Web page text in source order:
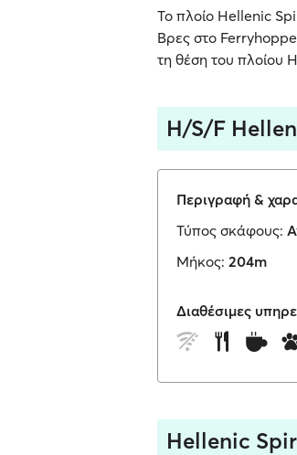
Το πλοίο Hellenic
Βρες στο
τη θέση του πλοίου
H/S/F
Περιγραφή &
Τύπος σκάφους:
Μήκος: 204m
Διαθέσιμες
Hellenic